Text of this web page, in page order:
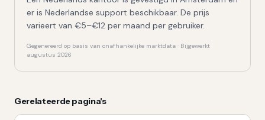
er is Nederlandse support beschikbaar. De prijs
varieert van €5–€12 per maand per gebruiker.
Gegenereerd op basis van onafhankelijke marktdata · Bijgewerkt
augustus 2026
Gerelateerde pagina's